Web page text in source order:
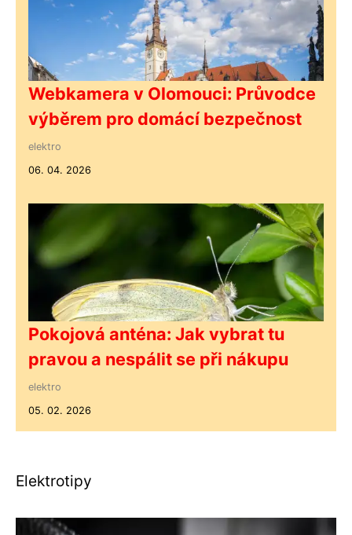
Webkamera v Olomouci: Průvodce
výběrem pro domácí bezpečnost
elektro
06. 04. 2026
Pokojová anténa: Jak vybrat tu
pravou a nespálit se při nákupu
elektro
05. 02. 2026
Elektrotipy